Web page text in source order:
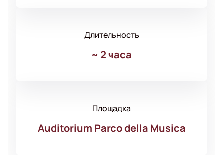
Длительность
~ 2 часа
Площадка
Auditorium Parco della Musica